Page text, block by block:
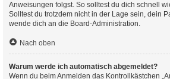
Anweisungen folgst. So solltest du dich schnell
Solltest du trotzdem nicht in der Lage sein, dein
wende dich an die Board-Administration.
Nach oben
Warum werde ich automatisch abgemeldet?
Wenn du beim Anmelden das Kontrollkästchen